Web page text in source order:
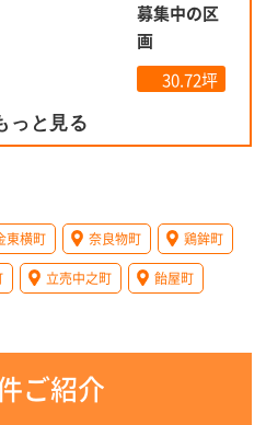
募集中の区
画
30.72坪
っと見る
東横町 奈良物町 鶏鉾町
立売中之町 飴屋町
ご紹介